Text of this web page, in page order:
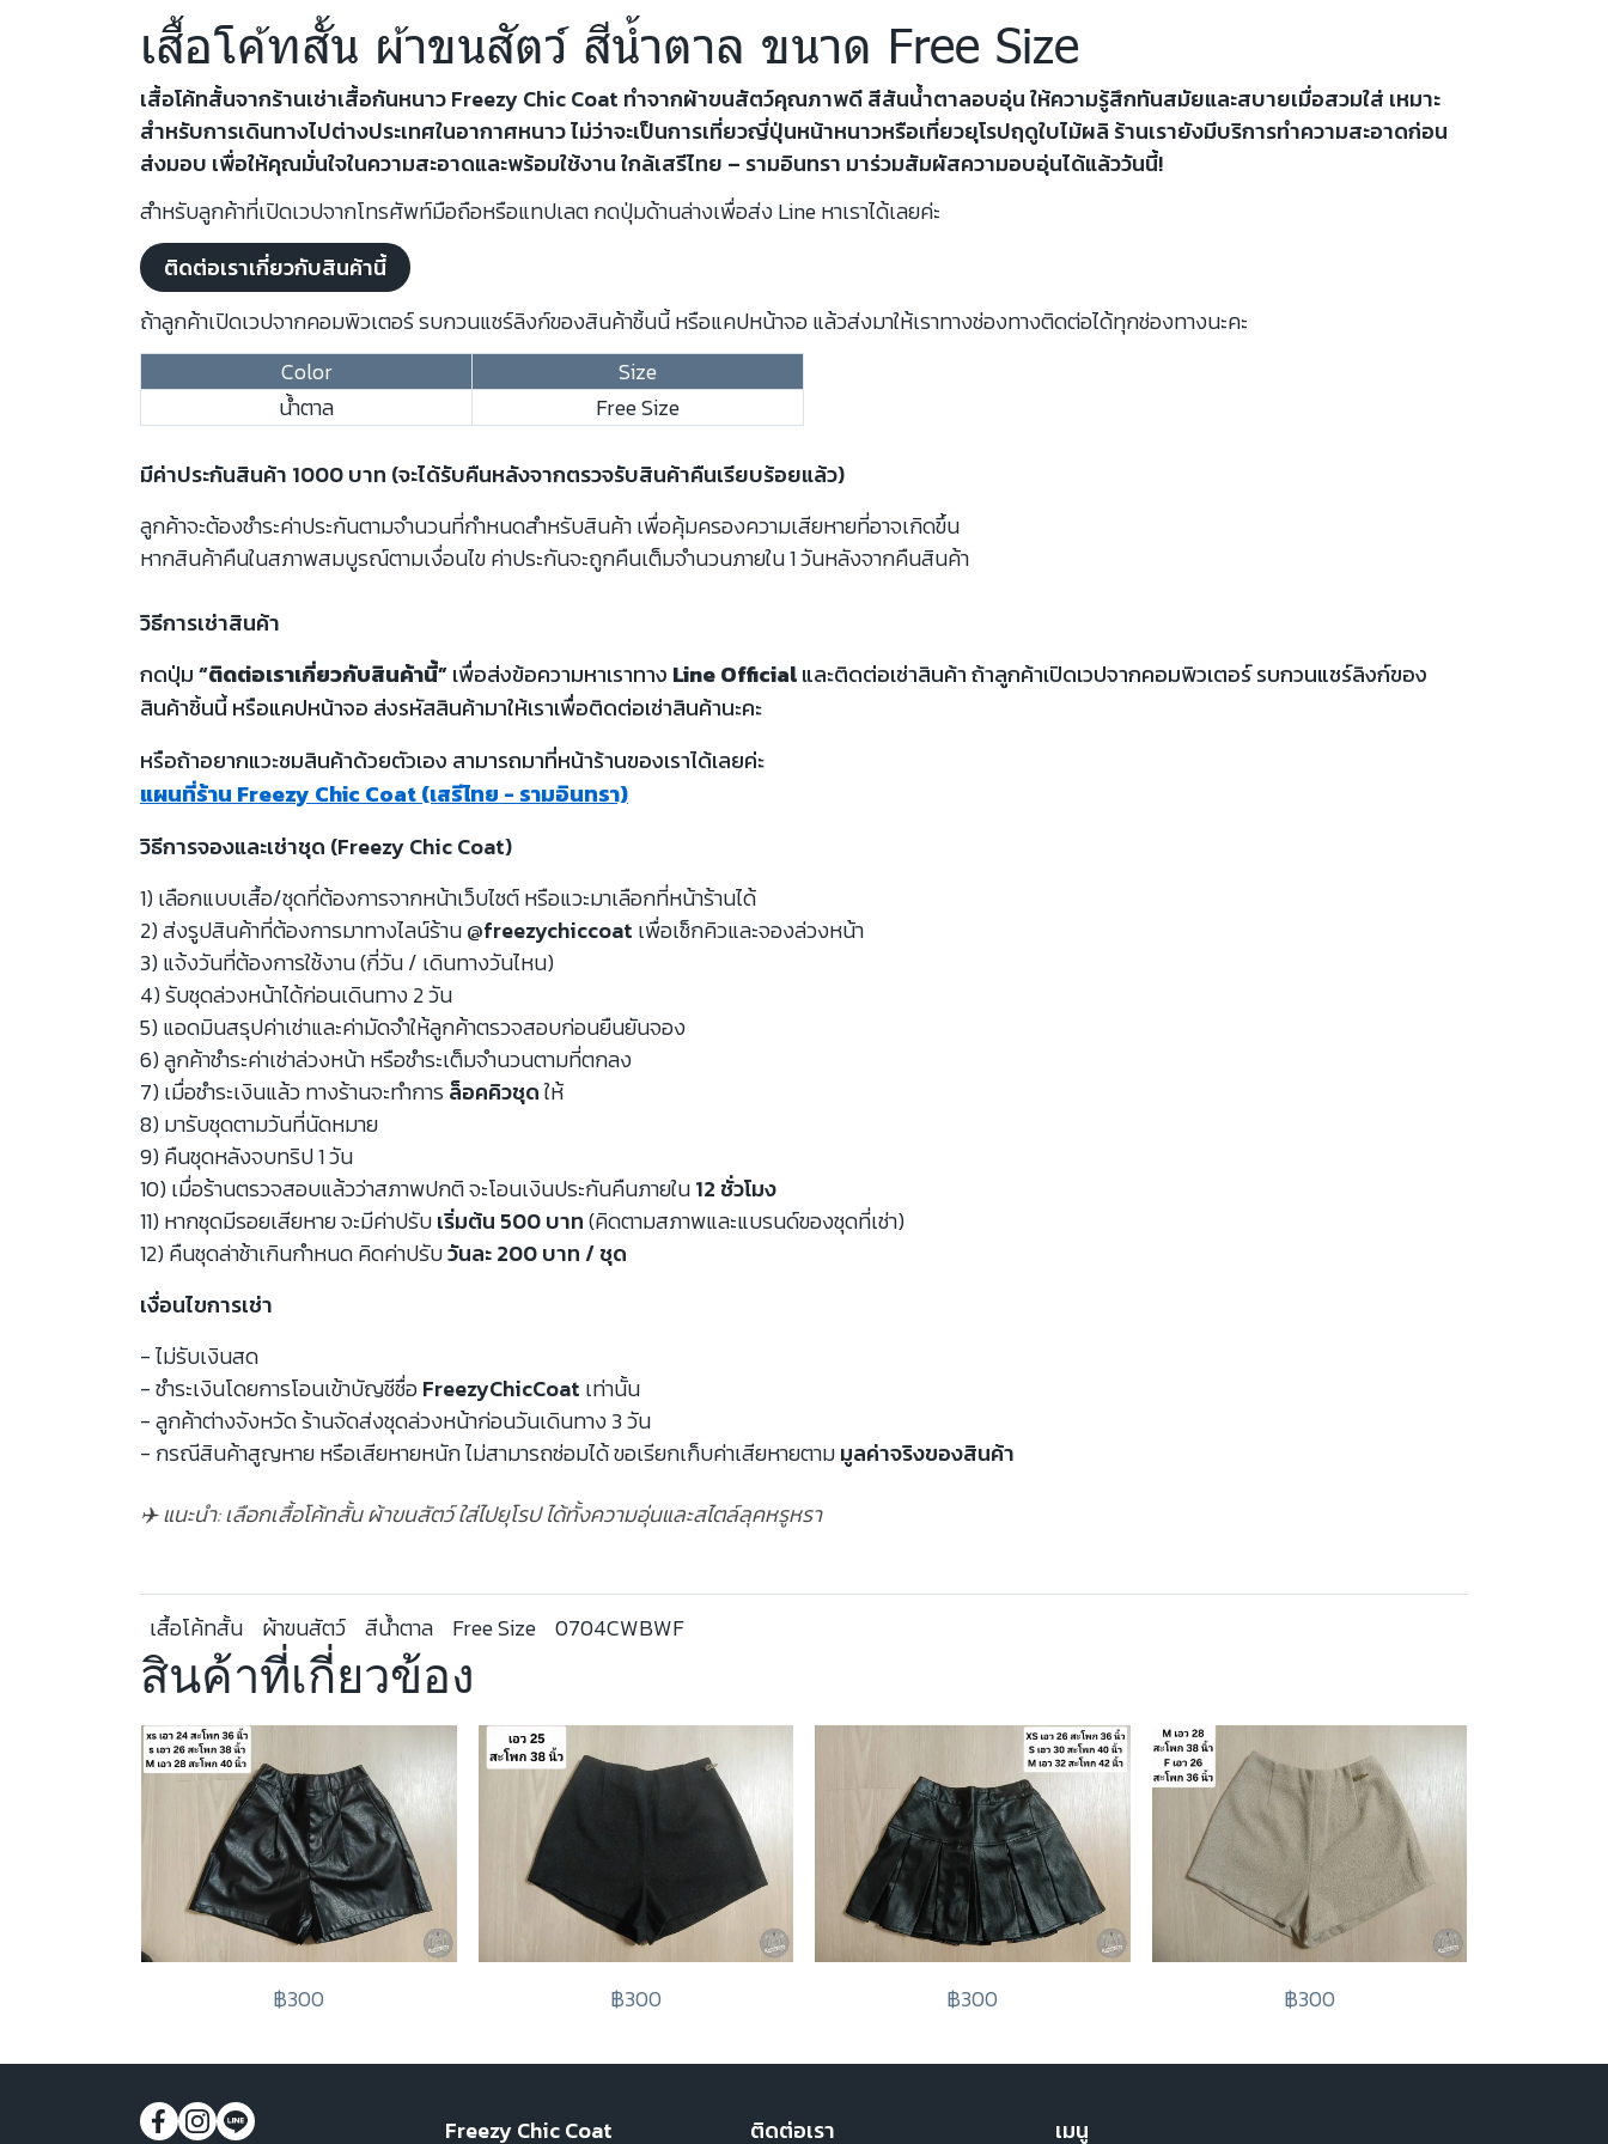
เสื้อโค้ทสั้น ผ้าขนสัตว์ สีน้ำตาล ขนาด Free Size
เสื้อโค้ทสั้นจากร้านเช่าเสื้อกันหนาว Freezy Chic Coat ทำจากผ้าขนสัตว์คุณภาพดี สีสันน้ำตาลอบอุ่น ให้ความรู้สึกทันสมัยและสบายเมื่อสวมใส่ เหมาะ
สำหรับการเดินทางไปต่างประเทศในอากาศหนาว ไม่ว่าจะเป็นการเที่ยวญี่ปุ่นหน้าหนาวหรือเที่ยวยุโรปฤดูใบไม้ผลิ ร้านเรายังมีบริการทำความสะอาดก่อน
ส่งมอบ เพื่อให้คุณมั่นใจในความสะอาดและพร้อมใช้งาน ใกล้เสรีไทย – รามอินทรา มาร่วมสัมผัสความอบอุ่นได้แล้ววันนี้!
สำหรับลูกค้าที่เปิดเวปจากโทรศัพท์มือถือหรือแทปเลต กดปุ่มด้านล่างเพื่อส่ง Line หาเราได้เลยค่ะ
ติดต่อเราเกี่ยวกับสินค้านี้
ถ้าลูกค้าเปิดเวปจากคอมพิวเตอร์ รบกวนแชร์ลิงก์ของสินค้าชิ้นนี้ หรือแคปหน้าจอ แล้วส่งมาให้เราทางช่องทางติดต่อได้ทุกช่องทางนะคะ
Color
Size
น้ำตาล
Free Size
มีค่าประกันสินค้า 1000 บาท (จะได้รับคืนหลังจากตรวจรับสินค้าคืนเรียบร้อยแล้ว)
ลูกค้าจะต้องชำระค่าประกันตามจำนวนที่กำหนดสำหรับสินค้า เพื่อคุ้มครองความเสียหายที่อาจเกิดขึ้น
หากสินค้าคืนในสภาพสมบูรณ์ตามเงื่อนไข ค่าประกันจะถูกคืนเต็มจำนวนภายใน 1 วันหลังจากคืนสินค้า
วิธีการเช่าสินค้า
กดปุ่ม“ติดต่อเราเกี่ยวกับสินค้านี้”เพื่อส่งข้อความหาเราทาง Line Officialและติดต่อเช่าสินค้า ถ้าลูกค้าเปิดเวปจากคอมพิวเตอร์ รบกวนแชร์ลิงก์ของ
สินค้าชิ้นนี้ หรือแคปหน้าจอ ส่งรหัสสินค้ามาให้เราเพื่อติดต่อเช่าสินค้านะคะ
หรือถ้าอยากแวะชมสินค้าด้วยตัวเอง สามารถมาที่หน้าร้านของเราได้เลยค่ะ
แผนที่ร้าน Freezy Chic Coat (เสรีไทย - รามอินทรา)
วิธีการจองและเช่าชุด (Freezy Chic Coat)
1) เลือกแบบเสื้อ/ชุดที่ต้องการจากหน้าเว็บไซต์ หรือแวะมาเลือกที่หน้าร้านได้
2) ส่งรูปสินค้าที่ต้องการมาทางไลน์ร้าน@freezychiccoat เพื่อเช็กคิวและจองล่วงหน้า
3) แจ้งวันที่ต้องการใช้งาน (กี่วัน / เดินทางวันไหน)
4) รับชุดล่วงหน้าได้ก่อนเดินทาง 2 วัน
5) แอดมินสรุปค่าเช่าและค่ามัดจำให้ลูกค้าตรวจสอบก่อนยืนยันจอง
6) ลูกค้าชำระค่าเช่าล่วงหน้า หรือชำระเต็มจำนวนตามที่ตกลง
7) เมื่อชำระเงินแล้ว ทางร้านจะทำการล็อคคิวชุดให้
8) มารับชุดตามวันที่นัดหมาย
9) คืนชุดหลังจบทริป 1 วัน
10) เมื่อร้านตรวจสอบแล้วว่าสภาพปกติ จะโอนเงินประกันคืนภายใน12 ชั่วโมง
11) หากชุดมีรอยเสียหาย จะมีค่าปรับเริ่มต้น 500 บาท(คิดตามสภาพและแบรนด์ของชุดที่เช่า)
12) คืนชุดล่าช้าเกินกำหนด คิดค่าปรับวันละ 200 บาท / ชุด
เงื่อนไขการเช่า
- ไม่รับเงินสด
- ชำระเงินโดยการโอนเข้าบัญชีชื่อFreezyChicCoat เท่านั้น
- ลูกค้าต่างจังหวัด ร้านจัดส่งชุดล่วงหน้าก่อนวันเดินทาง 3 วัน
- กรณีสินค้าสูญหาย หรือเสียหายหนัก ไม่สามารถซ่อมได้ ขอเรียกเก็บค่าเสียหายตามมูลค่าจริงของสินค้า
✈️ แนะนำ: เลือกเสื้อโค้ทสั้น ผ้าขนสัตว์ ใส่ไปยุโรป ได้ทั้งความอุ่นและสไตล์ลุคหรูหรา
เสื้อโค้ทสั้น ผ้าขนสัตว์ สีน้ำตาล Free Size 0704CWBWF
สินค้าที่เกี่ยวข้อง
฿300 ฿300 ฿300 ฿300
Freezy Chic Coat ติดต่อเรา เมนู